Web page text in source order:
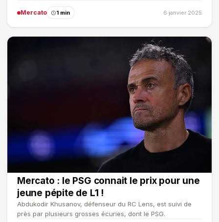
Mercato 1 min 6 janvier 2025
Mercato : le PSG connait le prix pour une
jeune pépite de L1 !
Abdukodir Khusanov, défenseur du RC Lens, est suivi de
près par plusieurs grosses écuries, dont le PSG.